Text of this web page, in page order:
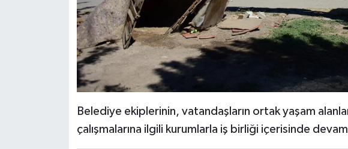
Belediye ekiplerinin, vatandaşların ortak yaşam
çalışmalarına ilgili kurumlarla iş birliği içerisinde